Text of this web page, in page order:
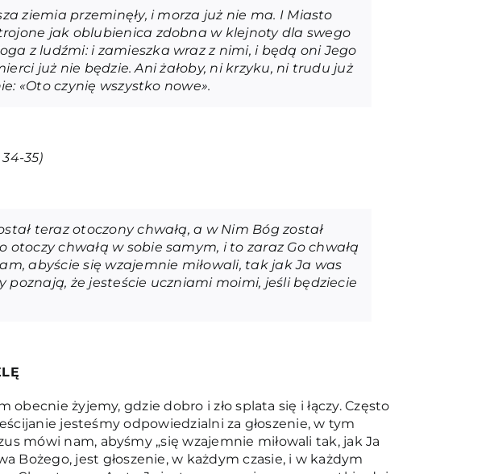
ziemia przeminęły, i morza już nie ma. I Miasto
jak oblubienica zdobna w klejnoty dla swego
z ludźmi: i zamieszka wraz z nimi, i będą oni Jego
już nie będzie. Ani żałoby, ni krzyku, ni trudu już
«Oto czynię wszystko nowe».
34-35)
teraz otoczony chwałą, a w Nim Bóg został
otoczy chwałą w sobie samym, i to zaraz Go chwałą
abyście się wzajemnie miłowali, tak jak Ja was
poznają, że jesteście uczniami moimi, jeśli będziecie
żyjemy, gdzie dobro i zło splata się i łączy. Często
jesteśmy odpowiedzialni za głoszenie, w tym
mówi nam, abyśmy „się wzajemnie miłowali tak, jak Ja
Bożego, jest głoszenie, w każdym czasie, i w każdym